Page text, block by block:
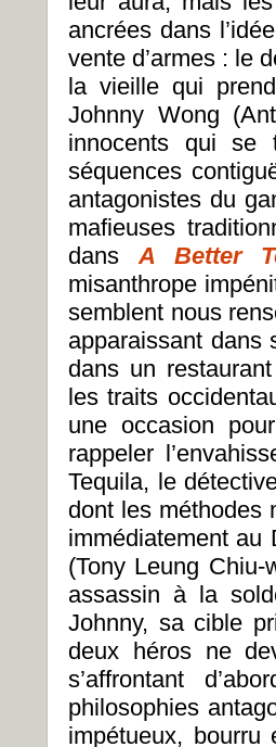
ancrées dans
vente d’armes : le
la vieille qui
Johnny Wong
innocents qui se
séquences
antagonistes du
mafieuses
dansA Better
misanthrope
semblent nous
apparaissant dans
dans un
les traits
une occasion
rappeler
Tequila, le
dont les méthodes
immédiatement au
(Tony Leung
assassin à la
Johnny, sa cible
deux héros ne
s’affrontant
philosophies
impétueux, bourru